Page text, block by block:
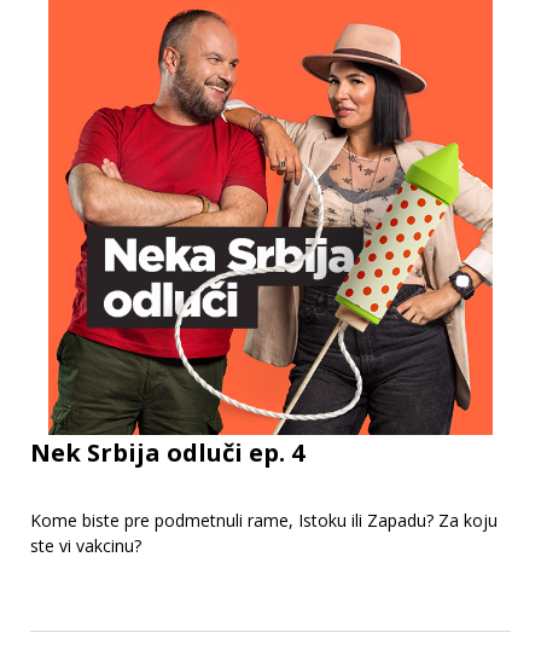
Nek Srbija odluči ep. 4
Kome biste pre podmetnuli rame, Istoku ili Zapadu? Za koju
ste vi vakcinu?